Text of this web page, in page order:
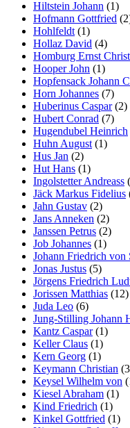
Hiltstein Johann (1)
Hofmann Gottfried
Hohlfeldt(1)
Hollaz David (4)
Homburg Ernst
Hooper John (1)
Hopfensack Johann
Horn Johannes (7)
Huberinus Caspar(2)
Hubert Conrad (7)
Hugendubel Heinrich
Huhn August(1)
Hus Jan (2)
Hut Hans (1)
Ingolstetter Andreass
Jäck Markus Fidelius
Jahn Gustav (2)
Jans Anneken (2)
Janssen Petrus (2)
Job Johannes (1)
Johann Friedrich von
Jonas Justus (5)
Jörgens Friedrich
Jorissen Matthias (12)
Juda Leo (6)
Jung-Stilling Johann
Kantz Caspar(1)
Keller Claus (1)
Kern Georg (1)
Keymann Christian
Keysel Wilhelm von
Kiesel Abraham (1)
Kind Friedrich (1)
Kinkel Gottfried (1)